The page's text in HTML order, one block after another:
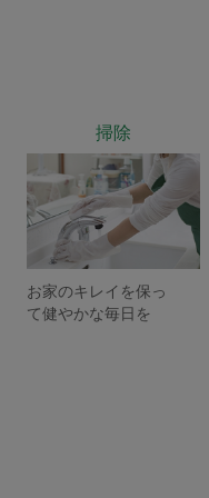
掃除
お家のキレイを保っ
て健やかな毎日を